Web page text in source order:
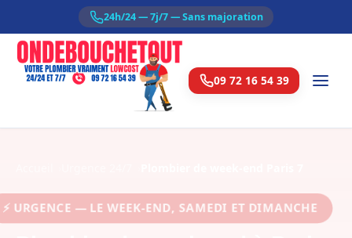
24h/24 — 7j/7 — Sans majoration
09 72 16 54 39
— LE WEEK-END, SAMEDI ET DIMANCHE